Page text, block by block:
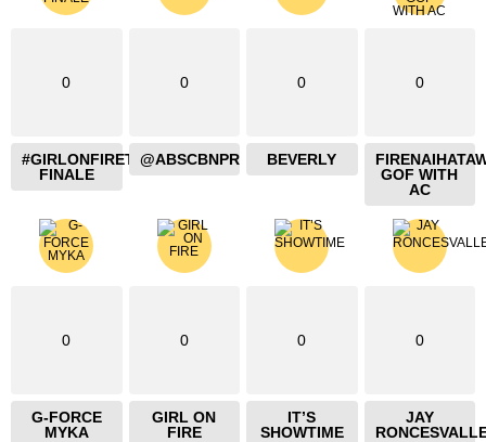
0
#GIRLONFIRETHEBLAZING
FINALE
0
@ABSCBNPR
0
BEVERLY
0
GOF WITH
AC
0
G-FORCE
MYKA
0
GIRL ON
FIRE
0
IT’S
SHOWTIME
0
JAY